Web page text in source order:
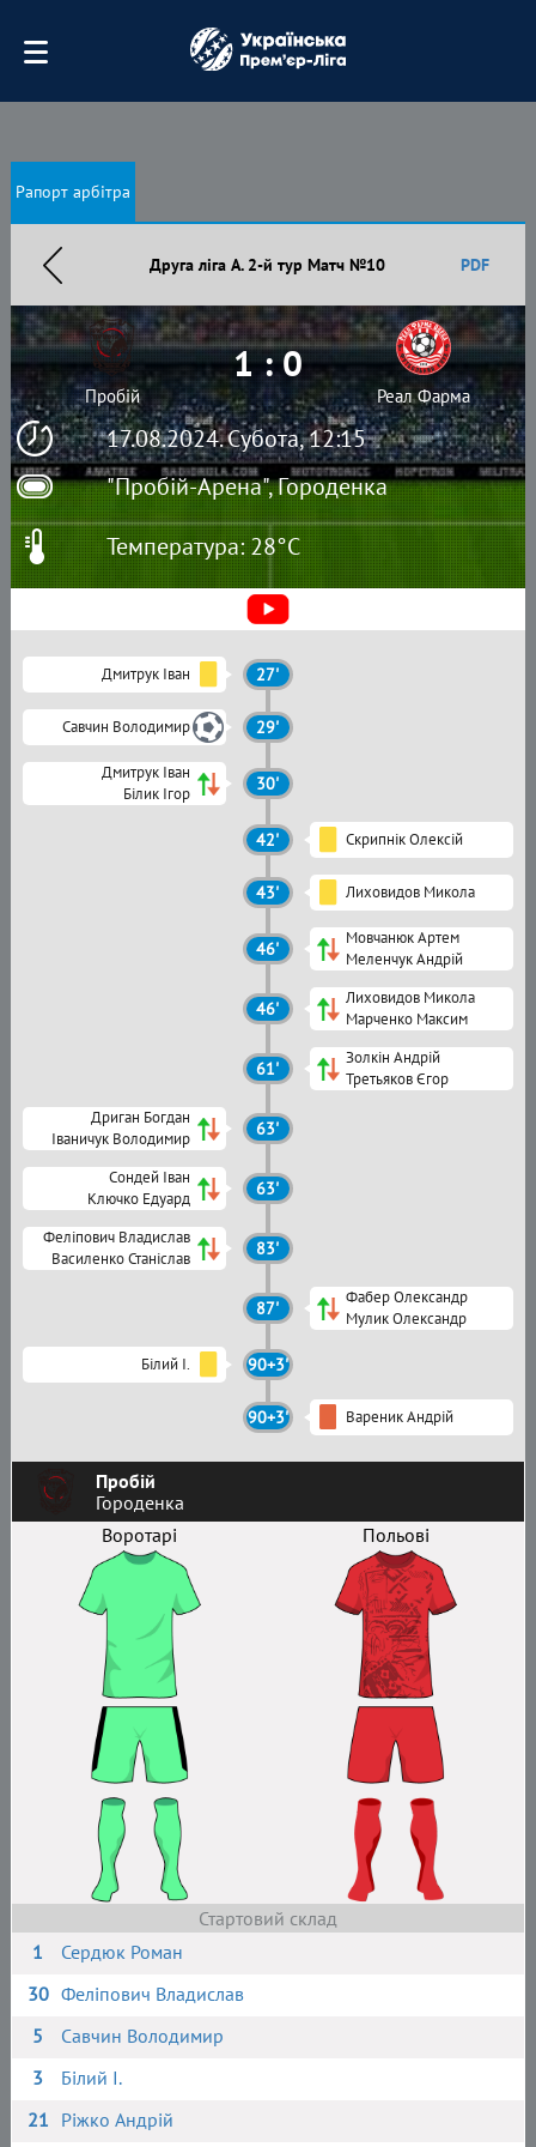
Рапорт арбітра
Друга ліга А. 2-й тур Матч №10 PDF
17.08.2024. Субота, 12:15
"Пробій-Арена", Городенка
Пробій
1 : 0
Реал Фарма
Температура: 28°C
Пробій
Городенка
Воротарі
Польові
Стартовий склад
1
Сердюк Роман
30 Феліпович Владислав
5
Савчин Володимир
3
Білий І.
21 Ріжко Андрій
Дмитрук Іван 27'
Савчин Володимир 29'
Дмитрук Іван
Білик Ігор
30'
42' Скрипнік Олексій
43' Лиховидов Микола
46'
Мовчанюк Артем
Меленчук Андрій
46'
Лиховидов Микола
Марченко Максим
61'
Золкін Андрій
Третьяков Єгор
Дриган Богдан
Іваничук Володимир
63'
Сондей Іван
Ключко Едуард
63'
Феліпович Владислав
Василенко Станіслав
83'
87'
Фабер Олександр
Мулик Олександр
Білий І. 90+3'
90+3' Вареник Андрій